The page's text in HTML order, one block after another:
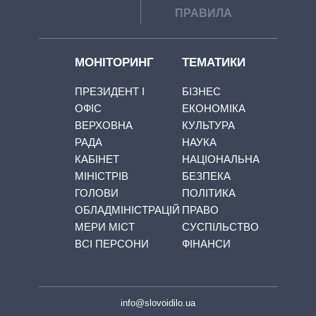
ПРАВИЛА
МОНІТОРИНГ
ПРЕЗИДЕНТ І
ОФІС
ВЕРХОВНА
РАДА
КАБІНЕТ
МІНІСТРІВ
ГОЛОВИ
ОБЛАДМІНІСТРАЦІЙ
МЕРИ МІСТ
ВСІ ПЕРСОНИ
ТЕМАТИКИ
БІЗНЕС
ЕКОНОМІКА
КУЛЬТУРА
НАУКА
НАЦІОНАЛЬНА
БЕЗПЕКА
ПОЛІТИКА
ПРАВО
СУСПІЛЬСТВО
ФІНАНСИ
info@slovoidilo.ua